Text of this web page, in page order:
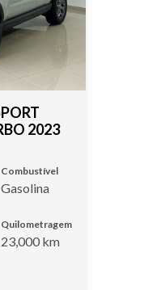
2023
Combustível
Gasolina
Quilometragem
23,000 km